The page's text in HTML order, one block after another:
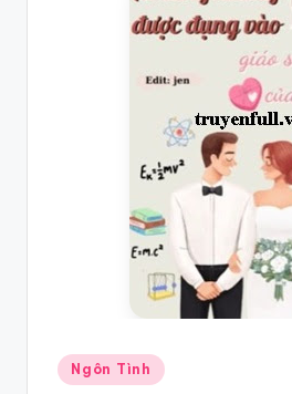
Posted
in
Ngôn Tình